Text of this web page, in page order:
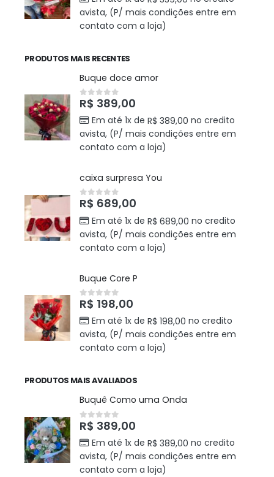
avista, (P/ mais condições entre em
contato com a loja)
PRODUTOS MAIS RECENTES
Buque doce amor
0out of 5
R$ 389,00
Em até 1x de R$ 389,00 no credito
avista, (P/ mais condições entre em
contato com a loja)
caixa surpresa You
0out of 5
R$ 689,00
Em até 1x de R$ 689,00 no credito
avista, (P/ mais condições entre em
contato com a loja)
Buque Core P
0out of 5
R$ 198,00
Em até 1x de R$ 198,00 no credito
avista, (P/ mais condições entre em
contato com a loja)
PRODUTOS MAIS AVALIADOS
Buquê Como uma Onda
0out of 5
R$ 389,00
Em até 1x de R$ 389,00 no credito
avista, (P/ mais condições entre em
contato com a loja)